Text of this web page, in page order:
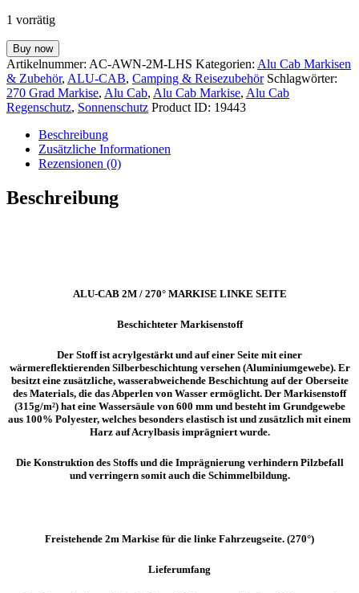
1 vorrätig
ALU-
CAB
2M
MARKISE,
LINKS
(270°)
Menge
Buy now
Artikelnummer: AC-AWN-2M-LHS Kategorien: Alu Cab Markisen
& Zubehör, ALU-CAB, Camping & Reisezubehör Schlagwörter:
270 Grad Markise, Alu Cab, Alu Cab Markise, Alu Cab
Regenschutz, Sonnenschutz Product ID: 19443
Beschreibung
Zusätzliche Informationen
Rezensionen (0)
Beschreibung
ALU-CAB 2M / 270° MARKISE LINKE SEITE
Beschichteter Markisenstoff
Der Stoff ist acrylgestärkt und auf einer Seite mit einer
wärmereflektierenden Silberbeschichtung versehen (Aluminiumgewebe). Er
besitzt eine zusätzliche, wasserabweichende Beschichtung auf der Oberseite
des Materials, die das Abperlen von Wasser ermöglicht. Der Markisenstoff
(315g/m²) hat eine Wassersäule von 600 mm und besteht im Grundgewebe
aus 100% Polyester, welches besonders elastisch ist und zusätzlich mit einem
Harz auf Acrylbasis imprägniert wurde.
Die Konstruktion des Stoffs und die Imprägnierung verhindern Pilzbefall
und verringern somit auch die Schimmelbildung.
Freistehende 2m Markise für die linke Fahrzeugseite. (270°)
Lieferumfang